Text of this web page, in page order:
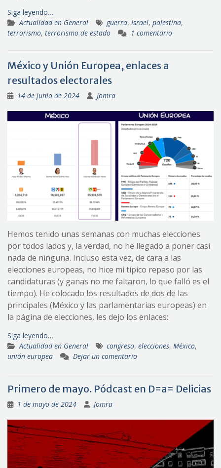
Siga leyendo…
Actualidad en General
guerra, Israel, palestina,
terrorismo, terrorismo de estado 1 comentario
México y Unión Europea, enlaces a
resultados electorales
14 de junio de 2024 Jomra
Hemos tenido unas semanas con muchas elecciones
por todos lados y, la verdad, no he llegado a poner casi
nada de ninguna. Incluso esta vez, de cara a las
elecciones europeas, no hice mi típico repaso por las
candidaturas (y ganas no me faltaron, lo que falló es el
tiempo). He colocado los resultados de dos de las
principales (México y las parlamentarias europeas) en
la página de elecciones, les dejo los enlaces:
Siga leyendo…
Actualidad en General
congreso, elecciones, México,
unión europea
Dejar un comentario
Primero de mayo. Pódcast en D=a= Delicias
1 de mayo de 2024 Jomra